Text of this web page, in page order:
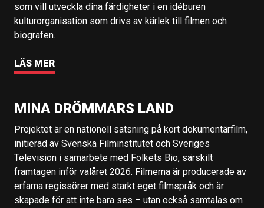
som vill utveckla dina färdigheter i en idéburen
kulturorganisation som drivs av kärlek till filmen och
biografen.
LÄS MER
MINA DRÖMMARS LAND
Projektet är en nationell satsning på kort dokumentärfilm,
initierad av Svenska Filminstitutet och Sveriges
Television i samarbete med Folkets Bio, särskilt
framtagen inför valåret 2026. Filmerna är producerade av
erfarna regissörer med starkt eget filmspråk och är
skapade för att inte bara ses – utan också samtalas om